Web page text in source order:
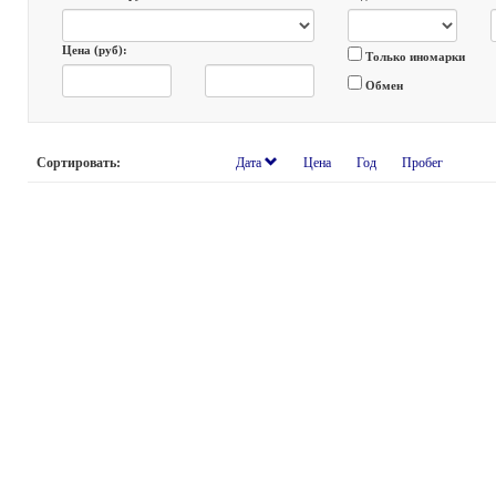
Цена (руб): Только иномарки
Обмен
Сортировать: Дата Цена Год Пробег